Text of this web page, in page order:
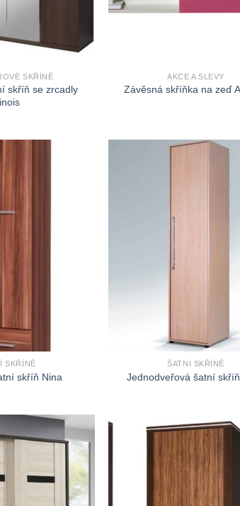
SKŘÍNĚ
skříň se zrcadly
AKCE A SLEVY
Závěsná skříňka na zeď
SKŘÍNĚ
skříň Nina
ŠATNÍ SKŘÍNĚ
Jednodveřová šatní